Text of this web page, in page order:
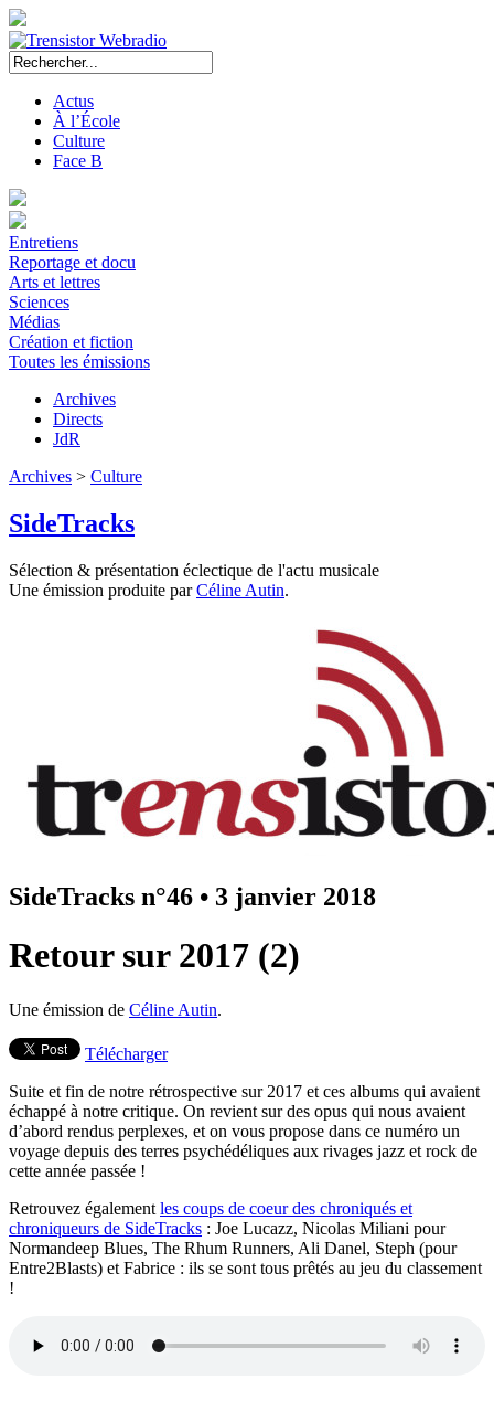
Actus
À l’École
Culture
Face B
Entretiens
Reportage et docu
Arts et lettres
Sciences
Médias
Création et fiction
Toutes les émissions
Archives
Directs
JdR
Archives > Culture
SideTracks
Sélection & présentation éclectique de l'actu musicale
Une émission produite parCéline Autin.
SideTracks n°46 • 3 janvier 2018
Retour sur 2017 (2)
Une émission de Céline Autin.
Télécharger
Suite et fin de notre rétrospective sur 2017 et ces albums qui avaient
échappé à notre critique. On revient sur des opus qui nous avaient
d’abord rendus perplexes, et on vous propose dans ce numéro un
voyage depuis des terres psychédéliques aux rivages jazz et rock de
cette année passée !
Retrouvez également les coups de coeur des chroniqués et
chroniqueurs de SideTracks : Joe Lucazz, Nicolas Miliani pour
Normandeep Blues, The Rhum Runners, Ali Danel, Steph (pour
Entre2Blasts) et Fabrice : ils se sont tous prêtés au jeu du classement
!